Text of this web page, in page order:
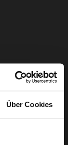
Über Cookies